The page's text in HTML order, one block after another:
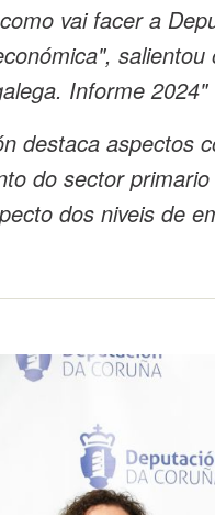
vai facer a
Informe 2024"
destaca aspectos
do sector
dos niveis de